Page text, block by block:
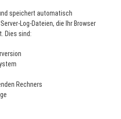
speichert automatisch
Log-Dateien, die Ihr Browser
Dies sind:
Rechners